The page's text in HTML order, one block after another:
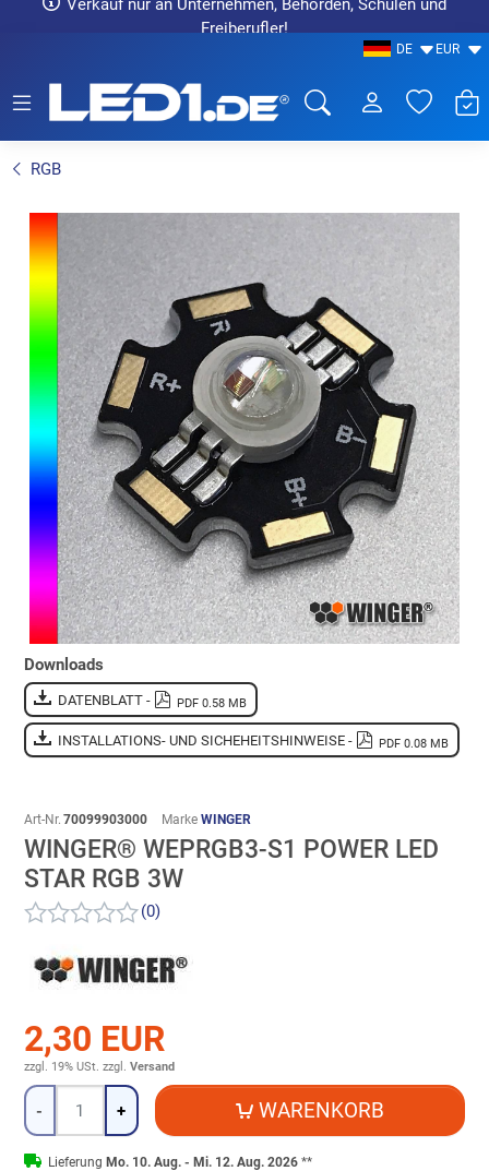
Verkauf nur an Unternehmen, Behörden, Schulen und
Freiberufler!
DE EUR
RGB
Downloads
DATENBLATT - PDF 0.58 MB
INSTALLATIONS- UND SICHEHEITSHINWEISE - PDF 0.08 MB
Art-Nr. 70099903000 Marke WINGER
WINGER® WEPRGB3-S1 POWER LED
STAR RGB 3W
(0)
2,30 EUR
zzgl. 19% USt. zzgl. Versand
Menge
- + WARENKORB
Lieferung Mo. 10. Aug. - Mi. 12. Aug. 2026**